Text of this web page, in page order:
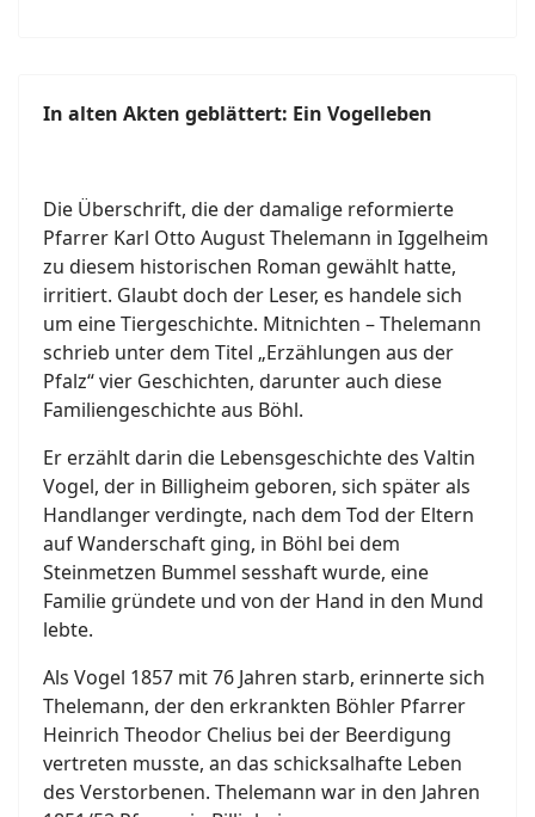
In alten Akten geblättert: Ein Vogelleben
Die Überschrift, die der damalige reformierte
Pfarrer Karl Otto August Thelemann in Iggelheim
zu diesem historischen Roman gewählt hatte,
irritiert. Glaubt doch der Leser, es handele sich
um eine Tiergeschichte. Mitnichten – Thelemann
schrieb unter dem Titel „Erzählungen aus der
Pfalz“ vier Geschichten, darunter auch diese
Familiengeschichte aus Böhl.
Er erzählt darin die Lebensgeschichte des Valtin
Vogel, der in Billigheim geboren, sich später als
Handlanger verdingte, nach dem Tod der Eltern
auf Wanderschaft ging, in Böhl bei dem
Steinmetzen Bummel sesshaft wurde, eine
Familie gründete und von der Hand in den Mund
lebte.
Als Vogel 1857 mit 76 Jahren starb, erinnerte sich
Thelemann, der den erkrankten Böhler Pfarrer
Heinrich Theodor Chelius bei der Beerdigung
vertreten musste, an das schicksalhafte Leben
des Verstorbenen. Thelemann war in den Jahren